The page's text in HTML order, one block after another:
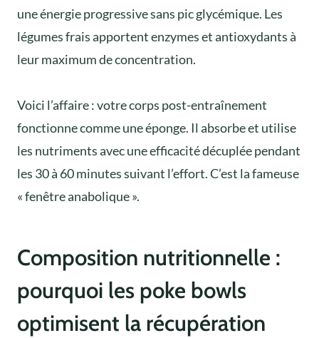
une énergie progressive sans pic glycémique. Les
légumes frais apportent enzymes et antioxydants à
leur maximum de concentration.
Voici l’affaire : votre corps post-entraînement
fonctionne comme une éponge. Il absorbe et utilise
les nutriments avec une efficacité décuplée pendant
les 30 à 60 minutes suivant l’effort. C’est la fameuse
« fenêtre anabolique ».
Composition nutritionnelle :
pourquoi les poke bowls
optimisent la récupération